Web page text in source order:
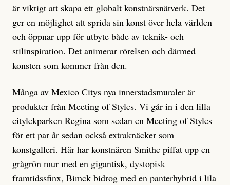
är viktigt att skapa ett globalt konstnärsnätverk. Det
ger en möjlighet att sprida sin konst över hela världen
och öppnar upp för utbyte både av teknik- och
stilinspiration. Det animerar rörelsen och därmed
konsten som kommer från den.
Många av Mexico Citys nya innerstadsmuraler är
produkter från Meeting of Styles. Vi går in i den lilla
citylekparken Regina som sedan en Meeting of Styles
för ett par år sedan också extraknäcker som
konstgalleri. Här har konstnären Smithe piffat upp en
grågrön mur med en gigantisk, dystopisk
framtidssfinx, Bimck bidrog med en panterhybrid i lila